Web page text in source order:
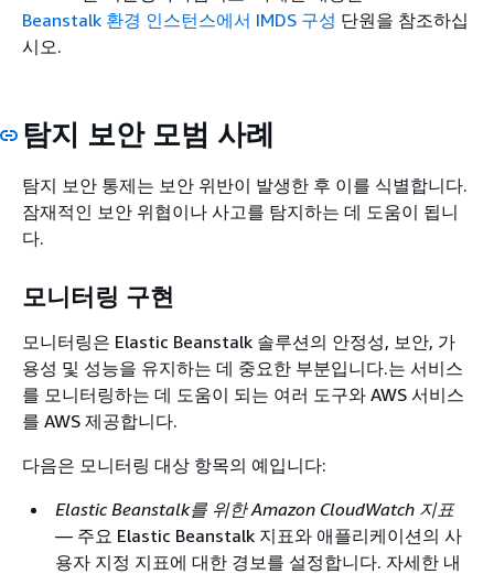
Beanstalk 환경 인스턴스에서 IMDS 구성 단원을 참조하십
시오.
탐지 보안 모범 사례
탐지 보안 통제는 보안 위반이 발생한 후 이를 식별합니다.
잠재적인 보안 위협이나 사고를 탐지하는 데 도움이 됩니
다.
모니터링 구현
모니터링은 Elastic Beanstalk 솔루션의 안정성, 보안, 가
용성 및 성능을 유지하는 데 중요한 부분입니다.는 서비스
를 모니터링하는 데 도움이 되는 여러 도구와 AWS 서비스
를 AWS 제공합니다.
다음은 모니터링 대상 항목의 예입니다:
Elastic Beanstalk를 위한 Amazon CloudWatch 지표
— 주요 Elastic Beanstalk 지표와 애플리케이션의 사
용자 지정 지표에 대한 경보를 설정합니다. 자세한 내